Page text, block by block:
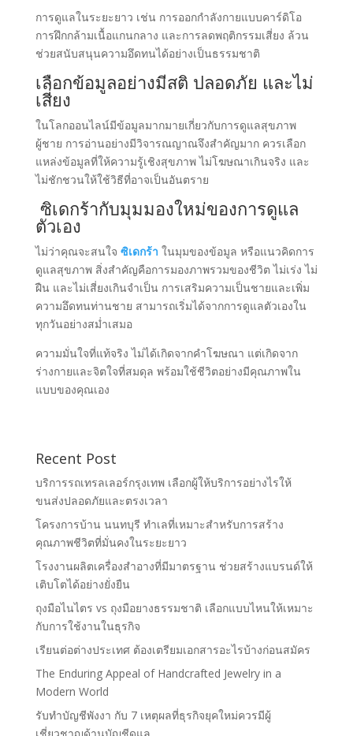
การดูแลในระยะยาว เช่น การออกกำลังกายแบบคาร์ดิโอ
การฝึกกล้ามเนื้อแกนกลาง และการลดพฤติกรรมเสี่ยง ล้วน
ช่วยสนับสนุนความอึดทนได้อย่างเป็นธรรมชาติ
เลือกข้อมูลอย่างมีสติ ปลอดภัย และไม่
เสี่ยง
ในโลกออนไลน์มีข้อมูลมากมายเกี่ยวกับการดูแลสุขภาพ
ผู้ชาย การอ่านอย่างมีวิจารณญาณจึงสำคัญมาก ควรเลือก
แหล่งข้อมูลที่ให้ความรู้เชิงสุขภาพ ไม่โฆษณาเกินจริง และ
ไม่ชักชวนให้ใช้วิธีที่อาจเป็นอันตราย
ซิเดกร้ากับมุมมองใหม่ของการดูแล
ตัวเอง
ไม่ว่าคุณจะสนใจ ซิเดกร้า ในมุมของข้อมูล หรือแนวคิดการ
ดูแลสุขภาพ สิ่งสำคัญคือการมองภาพรวมของชีวิต ไม่เร่ง ไม่
ฝืน และไม่เสี่ยงเกินจำเป็น การเสริมความเป็นชายและเพิ่ม
ความอึดทนท่านชาย สามารถเริ่มได้จากการดูแลตัวเองใน
ทุกวันอย่างสม่ำเสมอ
ความมั่นใจที่แท้จริง ไม่ได้เกิดจากคำโฆษณา แต่เกิดจาก
ร่างกายและจิตใจที่สมดุล พร้อมใช้ชีวิตอย่างมีคุณภาพใน
แบบของคุณเอง
Recent Post
บริการรถเทรลเลอร์กรุงเทพ เลือกผู้ให้บริการอย่างไรให้
ขนส่งปลอดภัยและตรงเวลา
โครงการบ้าน นนทบุรี ทำเลที่เหมาะสำหรับการสร้าง
คุณภาพชีวิตที่มั่นคงในระยะยาว
โรงงานผลิตเครื่องสำอางที่มีมาตรฐาน ช่วยสร้างแบรนด์ให้
เติบโตได้อย่างยั่งยืน
ถุงมือไนไตร vs ถุงมือยางธรรมชาติ เลือกแบบไหนให้เหมาะ
กับการใช้งานในธุรกิจ
เรียนต่อต่างประเทศ ต้องเตรียมเอกสารอะไรบ้างก่อนสมัคร
The Enduring Appeal of Handcrafted Jewelry in a
Modern World
รับทำบัญชีพังงา กับ 7 เหตุผลที่ธุรกิจยุคใหม่ควรมีผู้